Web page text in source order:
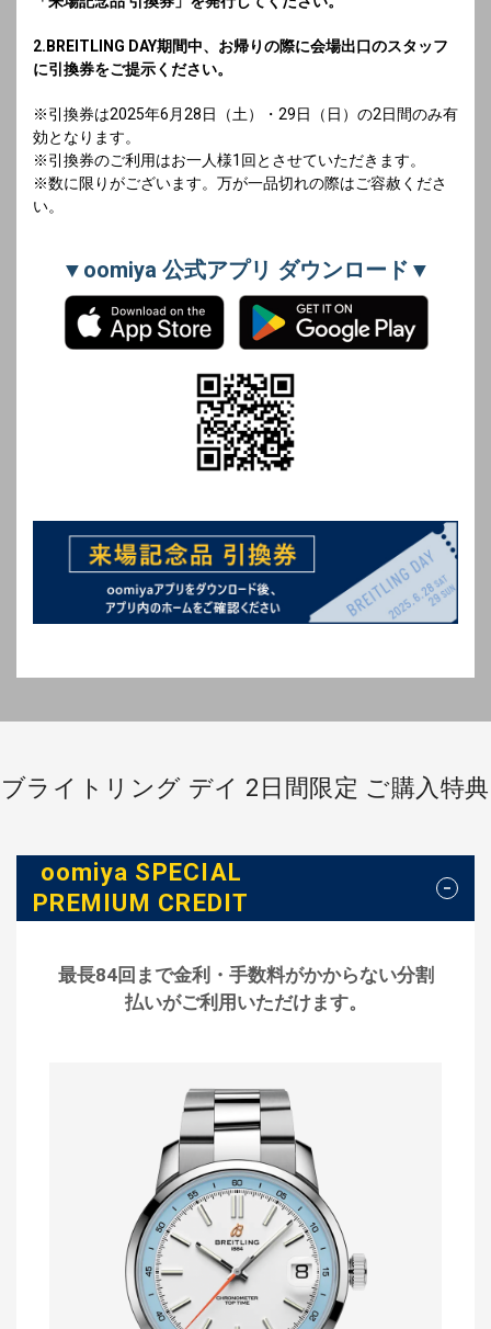
2.BREITLING DAY期間中、お帰りの際に会場出口のスタッフ
に引換券をご提示ください。
※引換券は2025年6月28日（土）・29日（日）の2日間のみ有
効となります。
※引換券のご利用はお一人様1回とさせていただきます。
※数に限りがございます。万が一品切れの際はご容赦くださ
い。
▼oomiya 公式アプリ ダウンロード▼
ブライトリング デイ 2日間限定 ご購入特典
oomiya SPECIAL
PREMIUM CREDIT
最長84回まで金利・手数料がかからない分割
払いがご利用いただけます。